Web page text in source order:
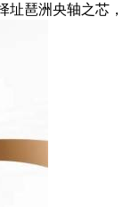
琶洲央轴之芯